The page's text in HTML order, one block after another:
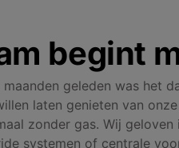
begint
geleden was het
laten genieten van
zonder gas. Wij
systemen of centrale